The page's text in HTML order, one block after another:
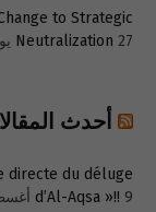
to Strategic
Neutralization 27 يوليو 2026
أحدث
directe du déluge
d’Al-Aqsa »!! 9 أغسطس 2026